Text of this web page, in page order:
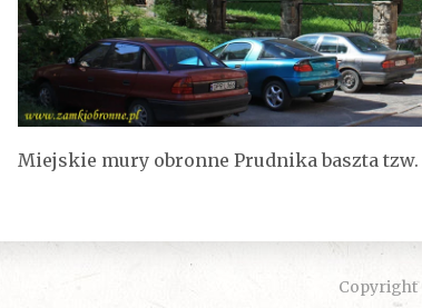
Miejskie mury obronne Prudnika baszta tzw.
Copyright